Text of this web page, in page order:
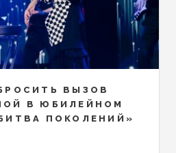
ВЫЗОВ
В ЮБИЛЕЙНОМ
ПОКОЛЕНИЙ»